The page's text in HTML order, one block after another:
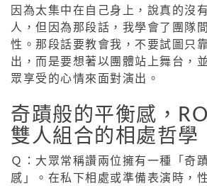
因為太集中在自己身上，說真的沒
人，但因為那段話，我學會了團隊
性。那段話要教會我，不要試圖只
出，而是要想著以團體站上舞台，
眾享受的心情來面對演出。
奇蹟般的平衡感，
雙人組合的相處哲學
Ｑ：大眾常稱讚兩位擁有一種「奇
感」。在私下相處或準備表演時，